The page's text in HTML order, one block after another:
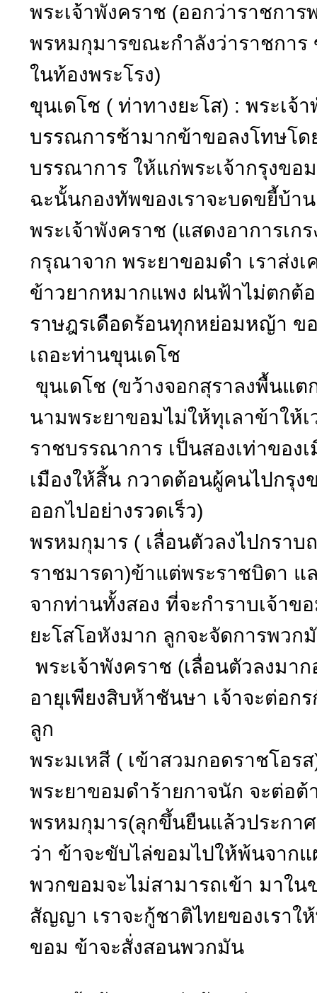
พระเจ้าพังคราช (ออกว่าราชกา
พรหมกุมารขณะกำลังว่าราชการ
ในท้องพระโรง)
ขุนเดโช ( ท่าทางยะโส) : พระเจ้
บรรณการช้ามากข้าขอลงโทษโด
บรรณาการ ให้แก่พระเจ้ากรุงขอ
ฉะนั้นกองทัพของเราจะบดขยี้บ้า
พระเจ้าพังคราช (แสดงอาการเ
กรุณาจาก พระยาขอมดำ เราส่ง
ข้าวยากหมากแพง ฝนฟ้าไม่ตกต้
ราษฎรเดือดร้อนทุกหย่อมหญ้า ข
เถอะท่านขุนเดโช
ขุนเดโช (ขว้างจอกสุราลงพื้นแต
นามพระยาขอมไม่ให้ทุเลาข้าให้
ราชบรรณาการ เป็นสองเท่าของ
เมืองให้สิ้น กวาดต้อนผู้คนไปกรุง
ออกไปอย่างรวดเร็ว)
พรหมกุมาร ( เลื่อนตัวลงไปกรา
ราชมารดา)ข้าแต่พระราชบิดา
จากท่านทั้งสอง ที่จะกำราบเจ้า
ยะโสโอหังมาก ลูกจะจัดการพวก
พระเจ้าพังคราช (เลื่อนตัวลงมา
อายุเพียงสิบห้าชันษา เจ้าจะต่อก
ลูก
พระมเหสี ( เข้าสวมกอดราชโอร
พระยาขอมดำร้ายกาจนัก จะต่อต้
พรหมกุมาร(ลุกขึ้นยืนแล้วประกา
ว่า ข้าจะขับไล่ขอมไปให้พ้นจาก
พวกขอมจะไม่สามารถเข้า มาใ
สัญญา เราจะกู้ชาติไทยของเราใ
ขอม ข้าจะสั่งสอนพวกมัน